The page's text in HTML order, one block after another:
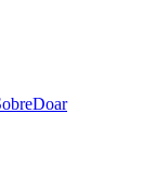
Doar